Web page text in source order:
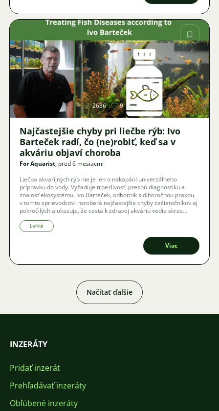
Obrázok
2636 9
Najčastejšie chyby pri liečbe rýb: Ivo
Barteček radí, čo (ne)robiť, keď sa v
akváriu objaví choroba
For Aquarist, pred 6 mesiacmi
Liečba akvarijných rýb nie je len o nakapání univerzálneho
prípravku do vody. Vyžaduje trpezlivosť, presnú diagnostiku a
znalosť ekosystému. Ivo Barteček, odborník s dlhoročnou praxou,
v tomto sprievodcovi rozoberá najčastejšie chyby začiatočníkov aj
pokročilých a ukazuje, že cesta k zdravej akváriu vedie skrze
prevenciu a správne porozumenie biologickým procesom.
Ľahké
Viac
Načítať ďalšie
INZERÁTY
Pridať inzerát
Prehľadávať inzeráty
Obľúbené inzeráty